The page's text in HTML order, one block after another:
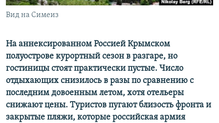
Вид на Симеиз
На аннексированном Россией Крымском
полуострове курортный сезон в разгаре, но
гостиницы стоят практически пустые. Число
отдыхающих снизилось в разы по сравнению с
последним довоенным летом, хотя отельеры
снижают цены. Туристов пугают близость фронта и
закрытые пляжи, которые российская армия